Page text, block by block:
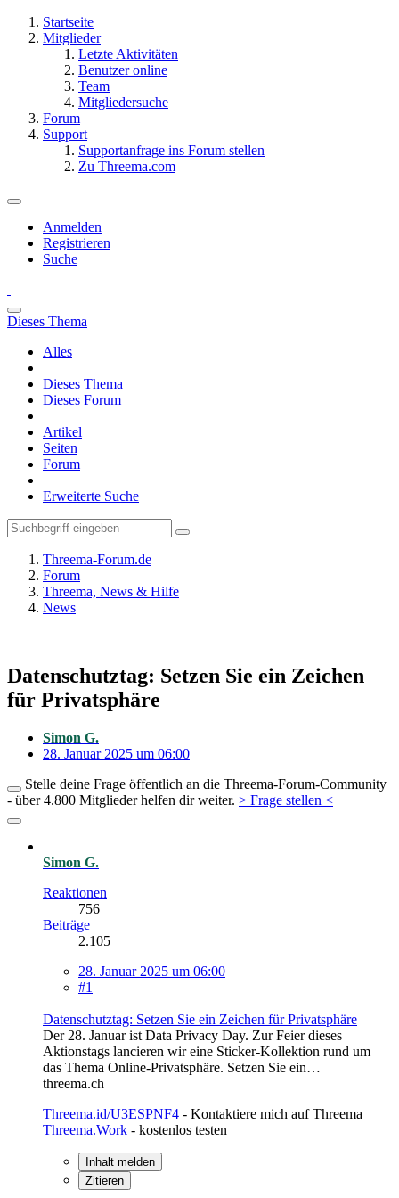
Startseite
Mitglieder
Letzte Aktivitäten
Benutzer online
Team
Mitgliedersuche
Forum
Support
Supportanfrage ins Forum stellen
Zu Threema.com
Anmelden
Registrieren
Suche
Dieses Thema
Alles
Dieses Thema
Dieses Forum
Artikel
Seiten
Forum
Erweiterte Suche
Threema-Forum.de
Forum
Threema, News & Hilfe
News
Datenschutztag: Setzen Sie ein Zeichen
für Privatsphäre
Simon G.
28. Januar 2025 um 06:00
Stelle deine Frage öffentlich an die Threema-Forum-Community
- über 4.800 Mitglieder helfen dir weiter. > Frage stellen <
Simon G.
Reaktionen
756
Beiträge
2.105
28. Januar 2025 um 06:00
#1
Datenschutztag: Setzen Sie ein Zeichen für Privatsphäre
Der 28. Januar ist Data Privacy Day. Zur Feier dieses
Aktionstags lancieren wir eine Sticker-Kollektion rund um
das Thema Online-Privatsphäre. Setzen Sie ein…
threema.ch
Threema.id/U3ESPNF4 - Kontaktiere mich auf Threema
Threema.Work - kostenlos testen
Inhalt melden
Zitieren